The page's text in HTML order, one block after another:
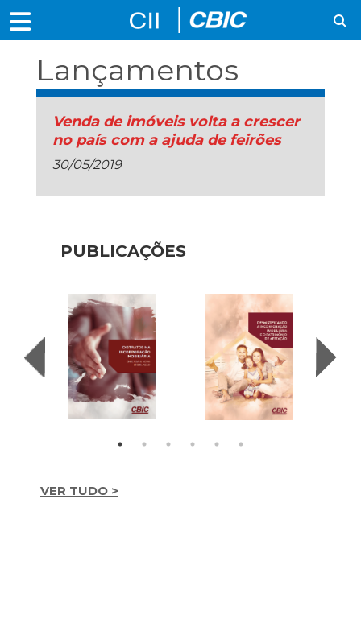
Lançamentos
Venda de imóveis volta a crescer
no país com a ajuda de feirões
30/05/2019
PUBLICAÇÕES
VER TUDO >